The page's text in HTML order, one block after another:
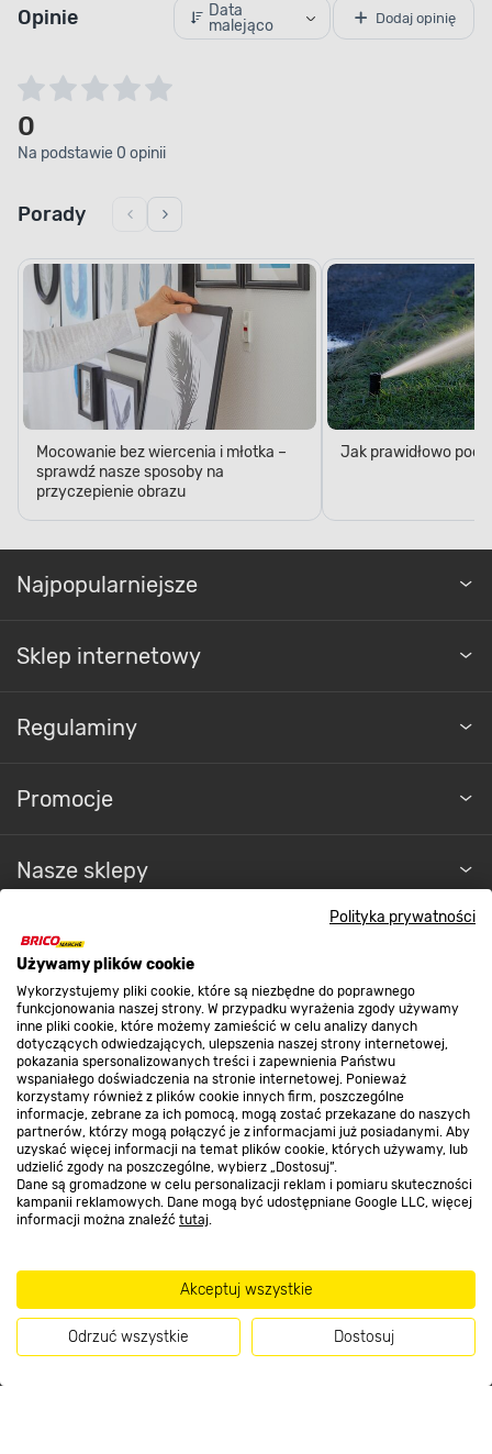
Polityka prywatności
Używamy plików cookie
Wykorzystujemy pliki cookie, które są niezbędne do poprawnego
funkcjonowania naszej strony. W przypadku wyrażenia zgody używamy
inne pliki cookie, które możemy zamieścić w celu analizy danych
dotyczących odwiedzających, ulepszenia naszej strony internetowej,
pokazania spersonalizowanych treści i zapewnienia Państwu
wspaniałego doświadczenia na stronie internetowej. Ponieważ
korzystamy również z plików cookie innych firm, poszczególne
informacje, zebrane za ich pomocą, mogą zostać przekazane do naszych
partnerów, którzy mogą połączyć je z informacjami już posiadanymi. Aby
uzyskać więcej informacji na temat plików cookie, których używamy, lub
udzielić zgody na poszczególne, wybierz „Dostosuj”.
Dane są gromadzone w celu personalizacji reklam i pomiaru skuteczności
kampanii reklamowych. Dane mogą być udostępniane Google LLC, więcej
informacji można znaleźć tutaj.
Akceptuj wszystkie
Odrzuć wszystkie Dostosuj
Opinie
Data
malejąco
Dodaj opinię
0
Na podstawie 0 opinii
Porady
Mocowanie bez wiercenia i młotka –
sprawdź nasze sposoby na
przyczepienie obrazu
Jak prawidłowo
Najpopularniejsze
Sklep internetowy
Regulaminy
Promocje
Nasze sklepy
O nas
Kontakt do sklepu
Strefa biznesu
Dołącz do nas